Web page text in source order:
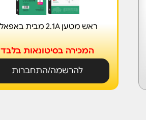
ראש מטען 2.1A מבית באפאלו
המכירה בסיטונאות בלבד
להרשמה/התחברות